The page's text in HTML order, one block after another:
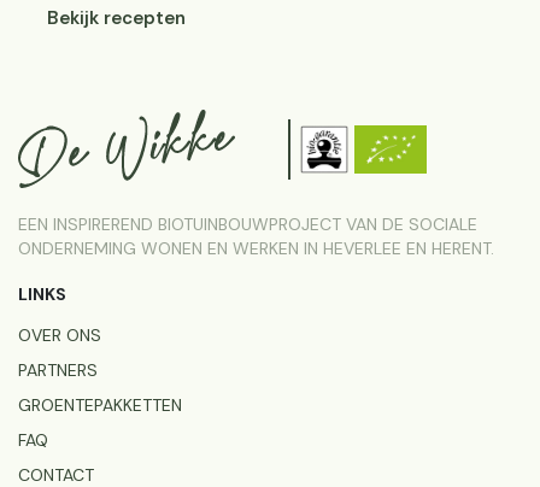
Bekijk recepten
EEN INSPIREREND BIOTUINBOUWPROJECT VAN DE SOCIALE
ONDERNEMING WONEN EN WERKEN IN HEVERLEE EN HERENT.
LINKS
OVER ONS
PARTNERS
GROENTEPAKKETTEN
FAQ
CONTACT